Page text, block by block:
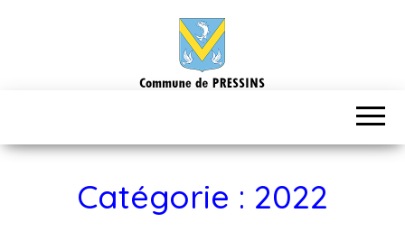
Catégorie : 2022